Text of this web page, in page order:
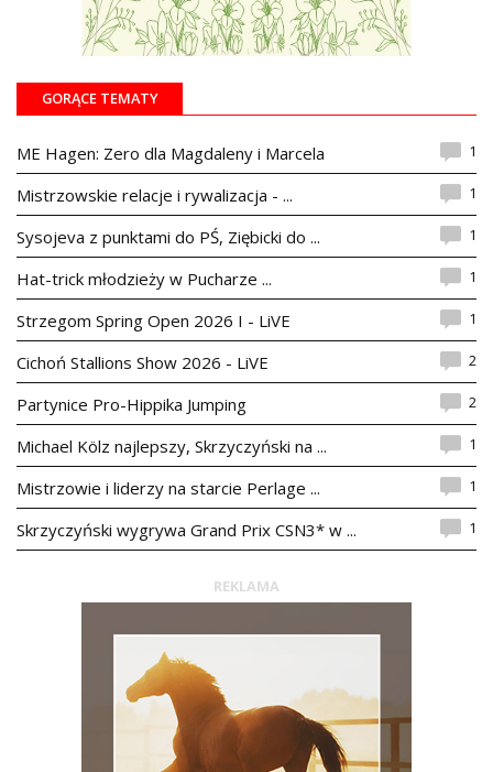
GORĄCE TEMATY
ME Hagen: Zero dla Magdaleny i Marcela 1
Mistrzowskie relacje i rywalizacja - ... 1
Sysojeva z punktami do PŚ, Ziębicki do ... 1
Hat-trick młodzieży w Pucharze ... 1
Strzegom Spring Open 2026 I - LiVE 1
Cichoń Stallions Show 2026 - LiVE 2
Partynice Pro-Hippika Jumping 2
Michael Kölz najlepszy, Skrzyczyński na ... 1
Mistrzowie i liderzy na starcie Perlage ... 1
Skrzyczyński wygrywa Grand Prix CSN3* w ... 1
REKLAMA